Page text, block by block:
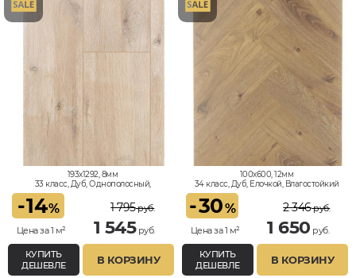
193x1292, 8мм
33 класс, Дуб, Однополосный,
-14%
Цена за 1 м²
1 795руб.
1 545руб.
КУПИТЬ
ДЕШЕВЛЕ
В КОРЗИНУ
100x600, 12мм
34 класс, Дуб, Елочкой, Влагостойкий
-30%
Цена за 1 м²
2 346руб.
1 650 руб.
КУПИТЬ
ДЕШЕВЛЕ
В КОРЗИНУ